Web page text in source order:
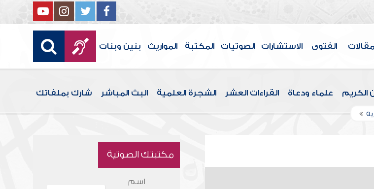
مقالات الفتوى الاستشارات الصوتيات المكتبة المواريث بنين وبنات
الكريم علماء ودعاة القراءات العشر الشجرة العلمية البث المباشر شارك بملفاتك
مكتبتك الصوتية
اسم